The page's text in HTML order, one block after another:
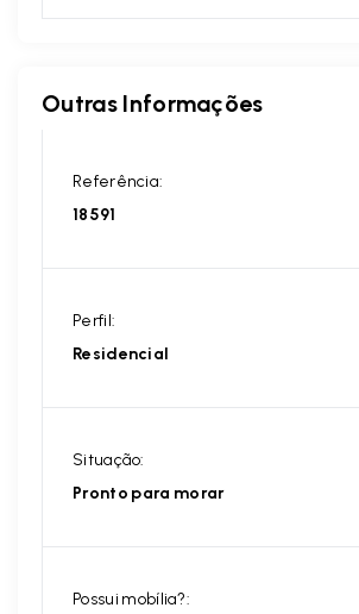
Outras Informações
Referência:
18591
Perfil:
Residencial
Situação:
Pronto para morar
Possui mobília?: